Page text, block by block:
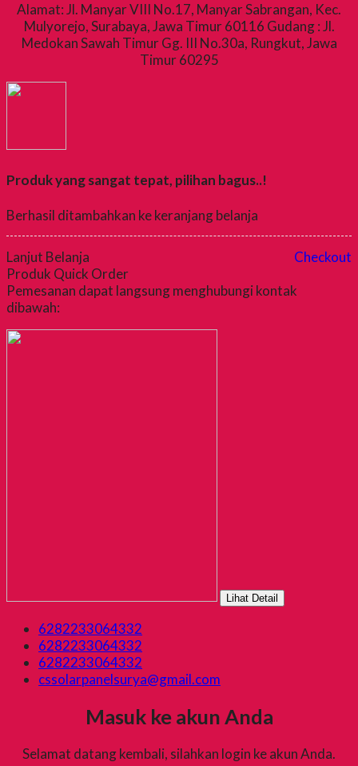
Alamat: Jl. Manyar VIII No.17, Manyar Sabrangan, Kec.
Mulyorejo, Surabaya, Jawa Timur 60116 Gudang : Jl.
Medokan Sawah Timur Gg. III No.30a, Rungkut, Jawa
Timur 60295
Produk yang sangat tepat, pilihan bagus..!
Berhasil ditambahkan ke keranjang belanja
Lanjut Belanja
Checkout
Produk Quick Order
Pemesanan dapat langsung menghubungi kontak
dibawah:
Lihat Detail
6282233064332
6282233064332
6282233064332
cssolarpanelsurya@gmail.com
Masuk ke akun Anda
Selamat datang kembali, silahkan login ke akun Anda.